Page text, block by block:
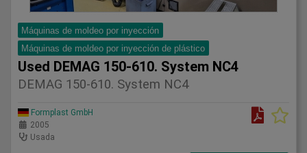
Máquinas de moldeo por inyección
Máquinas de moldeo por inyección de plástico
Used DEMAG 150-610. System NC4
DEMAG 150-610. System NC4
Formplast GmbH
2005
Usada